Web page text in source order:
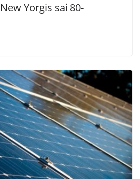
Yorgis sai 80-